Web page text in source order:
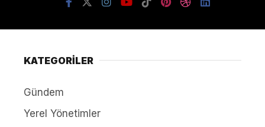
KATEGORİLER
Gündem
Yerel Yönetimler